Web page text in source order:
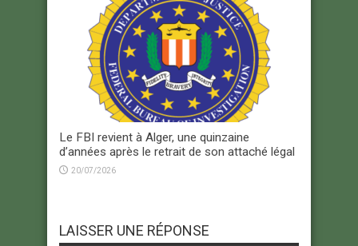
Le FBI revient à Alger, une quinzaine
d’années après le retrait de son attaché légal
20/07/2026
LAISSER UNE RÉPONSE